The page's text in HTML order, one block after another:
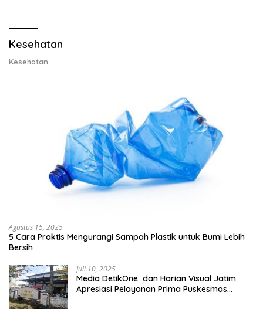
Kesehatan
Kesehatan
Agustus 15, 2025
5 Cara Praktis Mengurangi Sampah Plastik untuk Bumi Lebih
Bersih
Juli 10, 2025
Media DetikOne dan Harian Visual Jatim
Apresiasi Pelayanan Prima Puskesmas